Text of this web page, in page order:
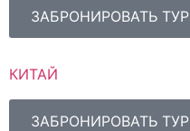
ЗАБРОНИРОВАТЬ ТУР
КИТАЙ
ЗАБРОНИРОВАТЬ ТУР